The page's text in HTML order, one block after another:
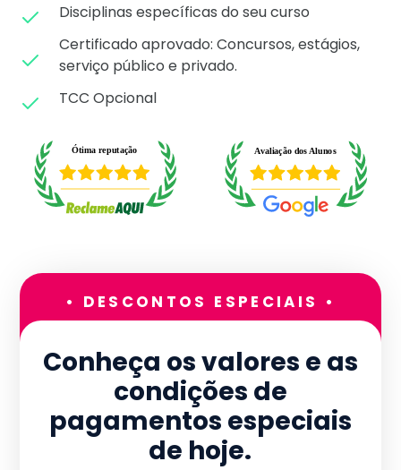
Disciplinas específicas do seu curso
Certificado aprovado: Concursos, estágios,
serviço público e privado.
TCC Opcional
• DESCONTOS ESPECIAIS •
Conheça os valores e as
condições de
pagamentos especiais
de hoje.